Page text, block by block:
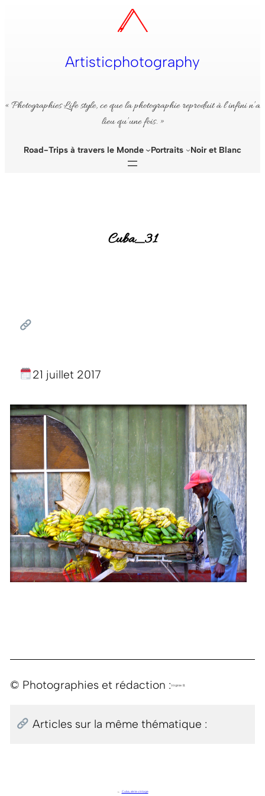
Artisticphotography
« Photographies Life style, ce que la photographie reproduit à l’infini n’a
lieu qu’une fois. »
Road-Trips à travers le Monde Portraits Noir et Blanc
Cuba_31
21 juillet 2017
© Photographies et rédaction :Virginie B.
Articles sur la même thématique :
← Cuba, série vintage